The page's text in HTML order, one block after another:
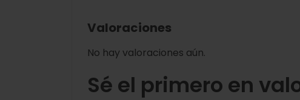
Valoraciones
No hay valoraciones aún.
Sé el primero en